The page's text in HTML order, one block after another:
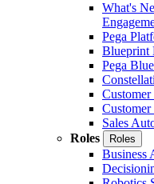
What's
Pega
Blueprint
Pega
Customer
Sales
Roles
Roles
Business